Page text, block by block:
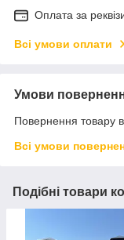
Оплата за
Всі умови оплати
Умови
Повернення товару
Всі умови
Подібні товари